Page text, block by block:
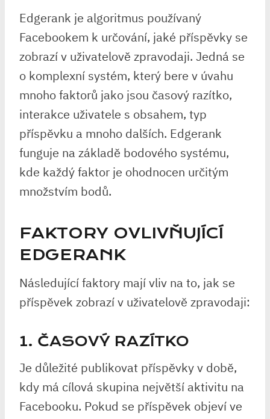
Edgerank je algoritmus používaný
Facebookem k určování, jaké příspěvky se
zobrazí v uživatelově zpravodaji. Jedná se
o komplexní systém, který bere v úvahu
mnoho faktorů jako jsou časový razítko,
interakce uživatele s obsahem, typ
příspěvku a mnoho dalších. Edgerank
funguje na základě bodového systému,
kde každý faktor je ohodnocen určitým
množstvím bodů.
FAKTORY OVLIVŇUJÍCÍ
EDGERANK
Následující faktory mají vliv na to, jak se
příspěvek zobrazí v uživatelově zpravodaji:
1. ČASOVÝ RAZÍTKO
Je důležité publikovat příspěvky v době,
kdy má cílová skupina největší aktivitu na
Facebooku. Pokud se příspěvek objeví ve